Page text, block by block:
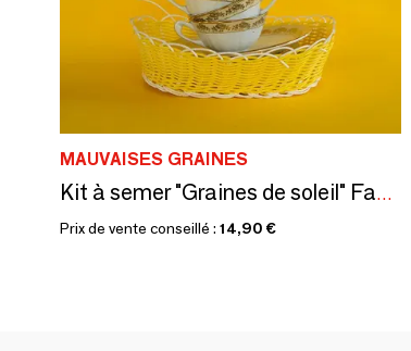
MAUVAISES GRAINES
Kit à semer "Graines de soleil" Fabriqué en France
Prix de vente conseillé : 14,90 €